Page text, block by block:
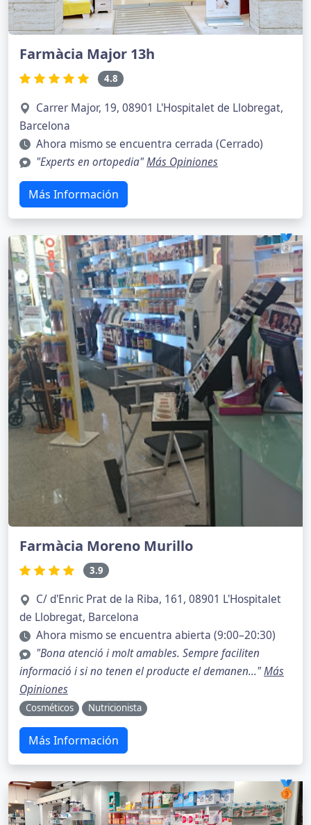
Farmàcia Major 13h
4.8
Carrer Major, 19, 08901 L'Hospitalet de Llobregat,
Barcelona
Ahora mismo se encuentra cerrada (Cerrado)
"Experts en ortopedia"Más Opiniones
Más Información
🥈
Farmàcia Moreno Murillo
3.9
C/ d'Enric Prat de la Riba, 161, 08901 L'Hospitalet
de Llobregat, Barcelona
Ahora mismo se encuentra abierta (9:00–20:30)
"Bona atenció i molt amables. Sempre faciliten
informació i si no tenen el producte el demanen..."Más
Opiniones
Cosméticos Nutricionista
Más Información
🥉